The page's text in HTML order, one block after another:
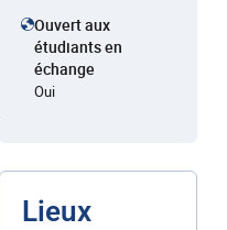
Ouvert aux
étudiants en
échange
Oui
Lieux